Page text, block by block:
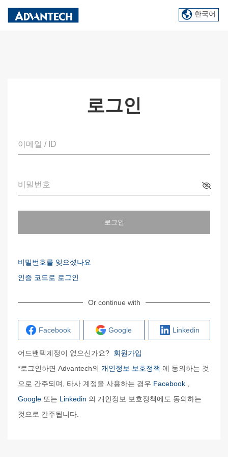
한국어
로그인
이메일 / ID
비밀번호
로그인
비밀번호를 잊으셨나요
인증 코드로 로그인
Or continue with
Facebook Google Linkedin
어드밴텍계정이 없으신가요? 회원가입
*로그인하면 Advantech의 개인정보 보호정책 에 동의하는 것
으로 간주되며, 타사 계정을 사용하는 경우 Facebook
Google 또는 Linkedin 의 개인정보 보호정책에도 동의하는
것으로 간주됩니다.